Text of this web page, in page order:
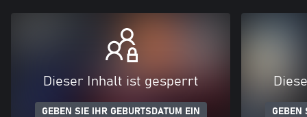
Dieser Inhalt ist gesperrt
GEBEN SIE IHR GEBURTSDATUM EIN GEBEN